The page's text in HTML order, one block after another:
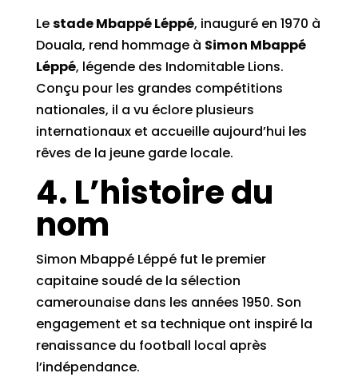
Lestade Mbappé Léppé, inauguré en 1970 à
Douala, rend hommage à Simon Mbappé
Léppé, légende des Indomitable Lions.
Conçu pour les grandes compétitions
nationales, il a vu éclore plusieurs
internationaux et accueille aujourd’hui les
rêves de la jeune garde locale.
4. L’histoire du
nom
Simon Mbappé Léppé fut le premier
capitaine soudé de la sélection
camerounaise dans les années 1950. Son
engagement et sa technique ont inspiré la
renaissance du football local après
l’indépendance.